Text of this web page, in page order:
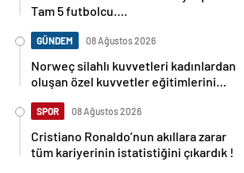
Tam 5 futbolcu….
GÜNDEM 08 Ağustos 2026
Norweç silahlı kuvvetleri kadınlardan
oluşan özel kuvvetler eğitimlerini
SPOR 08 Ağustos 2026
Cristiano Ronaldo’nun akıllara zarar
tüm kariyerinin istatistiğini çıkardık !